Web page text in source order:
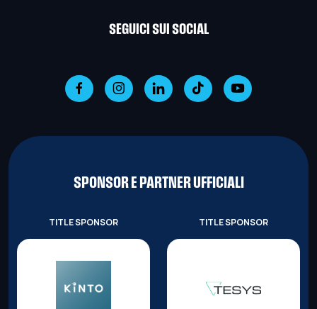
SEGUICI SUI SOCIAL
SPONSOR E PARTNER UFFICIALI
TITLE SPONSOR TITLE SPONSOR